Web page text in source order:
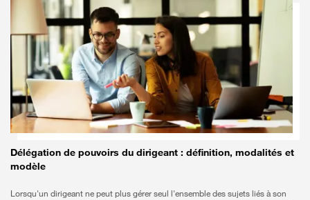
Délégation de pouvoirs du dirigeant : définition, modalités et
modèle
Lorsqu'un dirigeant ne peut plus gérer seul l'ensemble des sujets liés à son